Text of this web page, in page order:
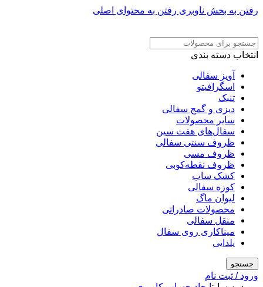
رفتن به بخش ناوبری رفتن به محتوای اصلی
انتخاب دسته بندی
آویز سفالی
اسگرافیتو
تنبک
دیزی و گمج سفالی
سایر محصولات
سفال‌های هفت‌ سین
ظروف سنتی سفالی
ظروف مسی
ظروف نقطه‌کوبی
کشک ساب
کوزه سفالی
لیوان ماگ
محصولات صادراتی
منقل سفالی
میناکاری روی سفال
یلدایی
جستجو
ورود / ثبت نام